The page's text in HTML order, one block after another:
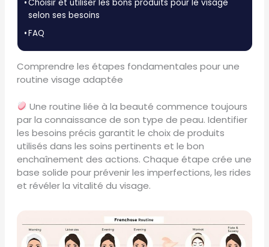
Choisir et utiliser les bons produits pour le visage
selon ses besoins
FAQ
Comprendre les étapes fondamentales pour une
routine visage adaptée
Une routine liée à la beauté commence toujours
par la connaissance de son type de peau. Identifier
les besoins précis garantit le choix de produits
utilisés dans les soins pertinents et le bon
enchaînement des actions. Chaque étape crée une
base solide pour prévenir les imperfections, les rides
et révéler la vitalité du visage.